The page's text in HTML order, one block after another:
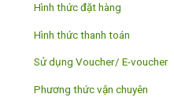
Hình thức đặt hàng
Hình thức thanh toán
Sử dụng Voucher/ E-voucher
Phương thức vận chuyên